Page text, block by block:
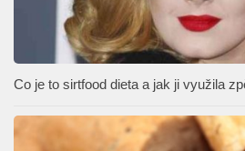
Co je to sirtfood dieta a jak ji využila